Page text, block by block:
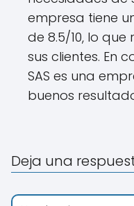
empresa tiene
de 8.5/10, lo
sus clientes. En
SAS es una
buenos
Deja una